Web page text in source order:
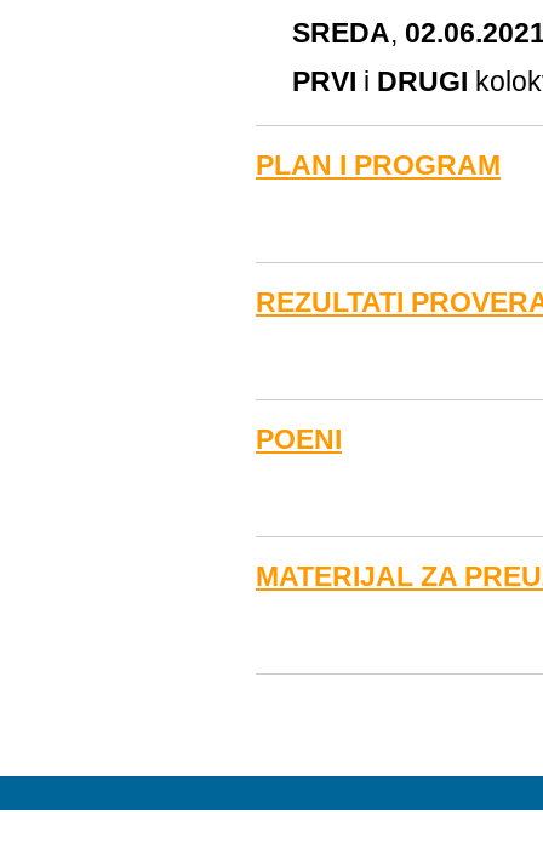
SREDA,
PRVI i DRUGI
PLAN I PROGRAM
REZULTATI
POENI
MATERIJAL ZA